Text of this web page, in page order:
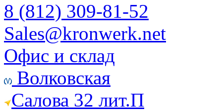
8 (812) 309-81-52
Sales@kronwerk.net
Офис и склад
Волковская
Салова 32 лит.П